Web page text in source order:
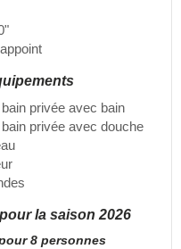
privée avec bain
privée avec douche
la saison 2026
8 personnes